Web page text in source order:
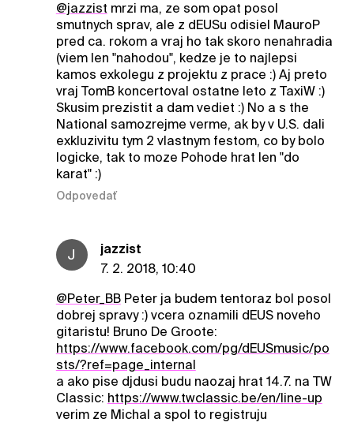
@jazzist mrzi ma, ze som opat posol
smutnych sprav, ale z dEUSu odisiel MauroP
pred ca. rokom a vraj ho tak skoro nenahradia
(viem len "nahodou", kedze je to najlepsi
kamos exkolegu z projektu z prace :) Aj preto
vraj TomB koncertoval ostatne leto z TaxiW :)
Skusim prezistit a dam vediet :) No a s the
National samozrejme verme, ak by v U.S. dali
exkluzivitu tym 2 vlastnym festom, co by bolo
logicke, tak to moze Pohode hrat len "do
karat" :)
Odpovedať
J
jazzist
7. 2. 2018, 10:40
@Peter_BBPeter ja budem tentoraz bol posol
dobrej spravy :) vcera oznamili dEUS noveho
gitaristu! Bruno De Groote:
https://www.facebook.com/pg/dEUSmusic/po
sts/?ref=page_internal
a ako pise djdusi budu naozaj hrat 14.7. na TW
Classic: https://www.twclassic.be/en/line-up
verim ze Michal a spol to registruju